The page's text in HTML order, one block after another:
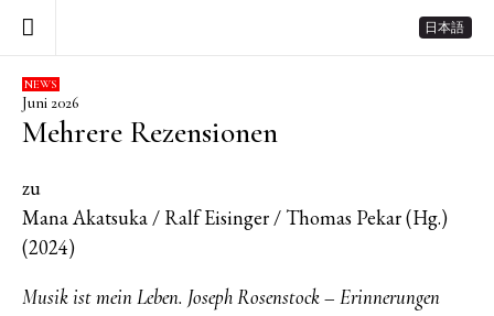
日本語
NEWS
Juni 2026
Mehrere Rezensionen
zu
Mana Akatsuka / Ralf Eisinger / Thomas Pekar (Hg.)
(2024)
Musik ist mein Leben. Joseph Rosenstock – Erinnerungen